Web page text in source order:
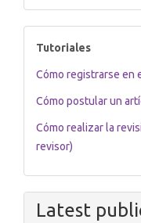
tutoriales
Tutoriales
Cómo registrarse en
Cómo postular un
Cómo realizar la
revisor)
Latest